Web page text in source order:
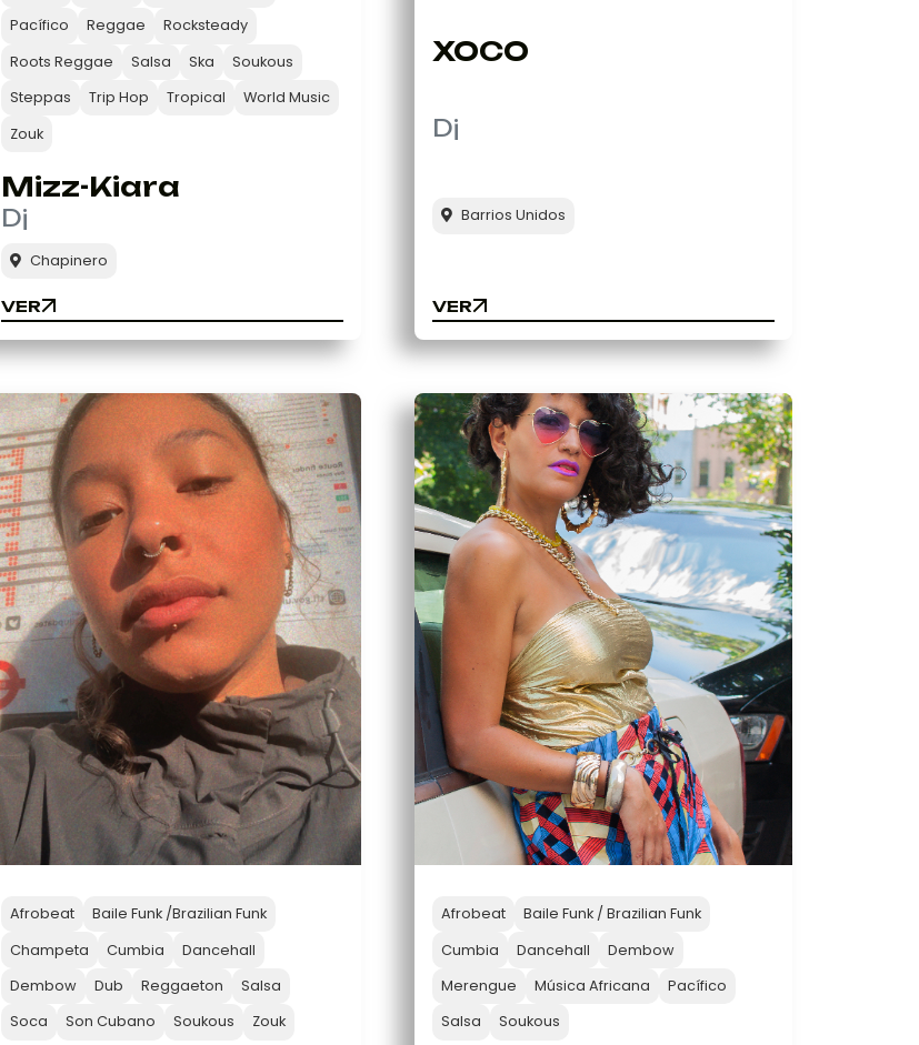
Pacífico
Reggae
Rocksteady
Roots Reggae
Salsa Ska
Soukous
Steppas
Trip Hop Tropical
World Music
Zouk
Mizz-Kiara
Dj
Chapinero
VER
VER
XOCO
Dj
Barrios Unidos
VER
VER
Afrobeat
Baile Funk /Brazilian Funk
Champeta
Cumbia
Dancehall
Dembow
Dub Reggaeton
Salsa
Soca
Son Cubano Soukous Zouk
Afrobeat
Baile Funk / Brazilian Funk
Cumbia
Dancehall
Dembow
Merengue
Música Africana
Pacífico
Salsa
Soukous